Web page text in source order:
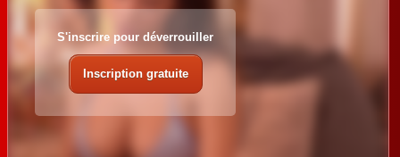
S'inscrire pour déverrouiller
Inscription gratuite